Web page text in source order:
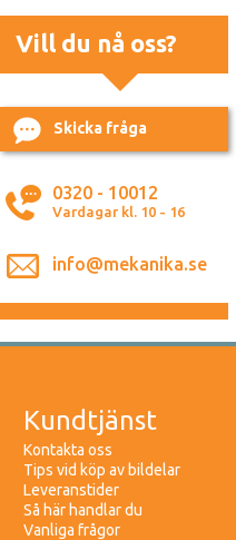
Vill du nå oss?
Skicka fråga
0320 - 10012
Vardagar kl. 10 - 16
info@mekanika.se
Kundtjänst
Kontakta oss
Tips vid köp av bildelar
Leveranstider
Så här handlar du
Vanliga frågor